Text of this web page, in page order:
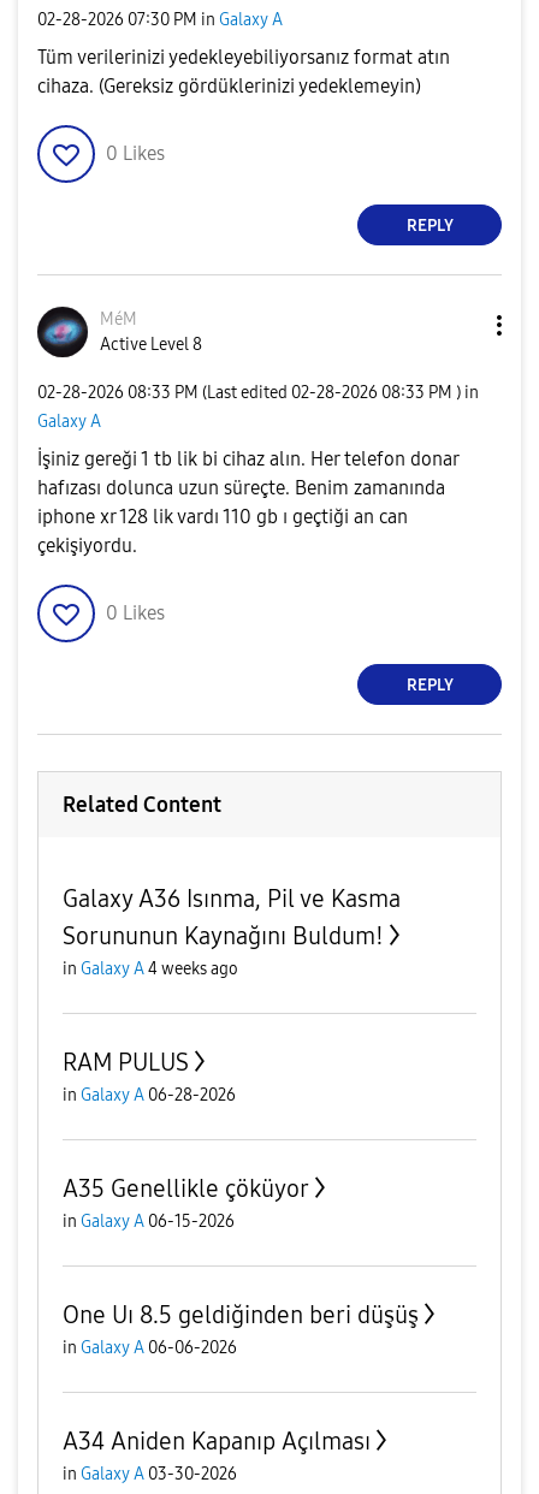
‎02-28-2026 07:30 PM in Galaxy A
Tüm verilerinizi yedekleyebiliyorsanız format atın
cihaza. (Gereksiz gördüklerinizi yedeklemeyin)
0 Likes
REPLY
MéM
Active Level 8
‎02-28-2026 08:33 PM (Last edited ‎02-28-2026 08:33 PM ) in
Galaxy A
İşiniz gereği 1 tb lik bi cihaz alın. Her telefon donar
hafızası dolunca uzun süreçte. Benim zamanında
iphone xr 128 lik vardı 110 gb ı geçtiği an can
çekişiyordu.
0 Likes
REPLY
Related Content
Galaxy A36 Isınma, Pil ve Kasma
Sorununun Kaynağını Buldum!
in Galaxy A4 weeks ago
RAM PULUS
in Galaxy A 06-28-2026
A35 Genellikle çöküyor
in Galaxy A 06-15-2026
One Uı 8.5 geldiğinden beri düşüş
in Galaxy A 06-06-2026
A34 Aniden Kapanıp Açılması
in Galaxy A 03-30-2026